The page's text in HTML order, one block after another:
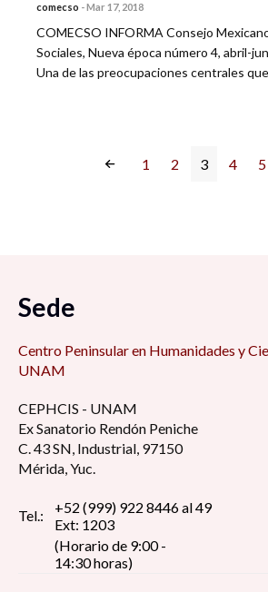
comecso -Mar 17, 2018
COMECSO INFORMA Consejo
Sociales, Nueva época número 4, abril-
Una de las preocupaciones centrales
1 2 3 4 5
Sede
Centro Peninsular en Humanidades y
UNAM
CEPHCIS - UNAM
Ex Sanatorio Rendón Peniche
C. 43 SN, Industrial, 97150
Mérida, Yuc.
Tel.:
+52 (999) 922 8446 al 49
Ext: 1203
(Horario de 9:00 -
14:30 horas)